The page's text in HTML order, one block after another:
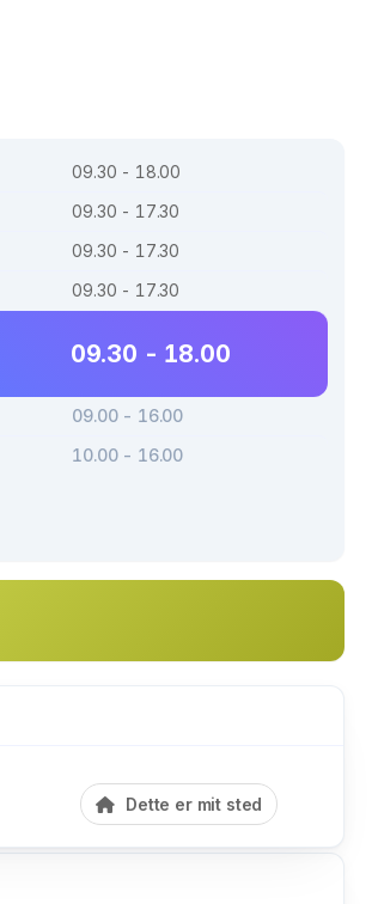
09.30 - 18.00
09.30 - 17.30
09.30 - 17.30
09.30 - 17.30
09.30 - 18.00
09.00 - 16.00
10.00 - 16.00
Dette er mit sted